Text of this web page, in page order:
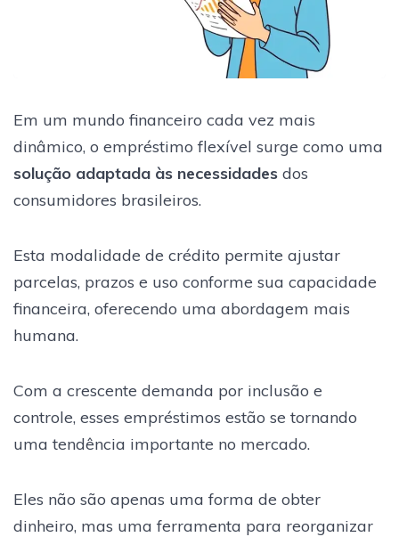
Em um mundo financeiro cada vez mais
dinâmico, o empréstimo flexível surge como uma
solução adaptada às necessidades dos
consumidores brasileiros.
Esta modalidade de crédito permite ajustar
parcelas, prazos e uso conforme sua capacidade
financeira, oferecendo uma abordagem mais
humana.
Com a crescente demanda por inclusão e
controle, esses empréstimos estão se tornando
uma tendência importante no mercado.
Eles não são apenas uma forma de obter
dinheiro, mas uma ferramenta para reorganizar